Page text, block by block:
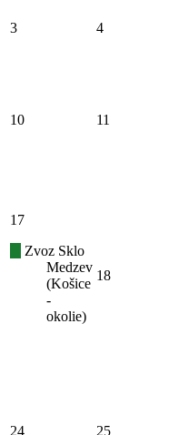
3 4
10 11
17
Zvoz Sklo
Medzev
(Košice
-
okolie)
18
24 25